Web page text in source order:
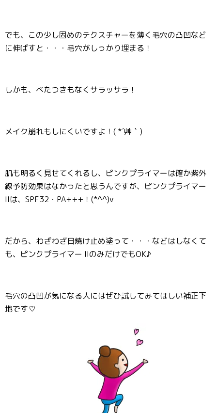
でも、この少し固めのテクスチャーを薄く毛穴の凸凹など
に伸ばすと・・・毛穴がしっかり埋まる！
しかも、べたつきもなくサラッサラ！
メイク崩れもしにくいですよ！( *´艸｀)
肌も明るく見せてくれるし、ピンクプライマーは確か紫外
線予防効果はなかったと思うんですが、ピンクプライマー
IIは、SPF32・PA+++！(*^^)v
だから、わざわざ日焼け止め塗って・・・などはしなくて
も、ピンクプライマー IIのみだけでもOK♪
毛穴の凸凹が気になる人にはぜひ試してみてほしい補正下
地です♡